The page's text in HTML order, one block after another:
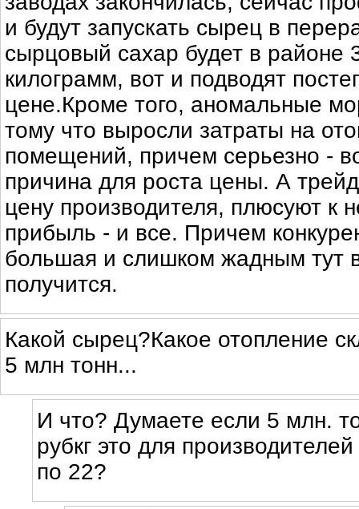
и будут запускать сырец в
сырцовый сахар будет в районе
килограмм, вот и подводят
цене.Кроме того, аномальные
тому что выросли затраты на
помещений, причем серьезно -
причина для роста цены. А
цену производителя, плюсуют к
прибыль - и все. Причем
большая и слишком жадным тут
получится.
Какой сырец?Какое отопление
5 млн тонн...
И что? Думаете если 5 млн.
рубкг это для
по 22?